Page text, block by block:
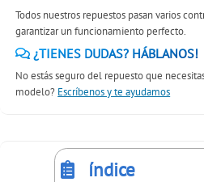
Todos nuestros repuestos pasan varios
garantizar un funcionamiento perfecto.
¿TIENES DUDAS? HÁBLANOS!
No estás seguro del repuesto que
modelo? Escríbenos y te ayudamos
índice